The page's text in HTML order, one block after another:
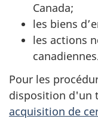
Canada;
les biens
les actions
Pour les
disposition d'un
acquisition de